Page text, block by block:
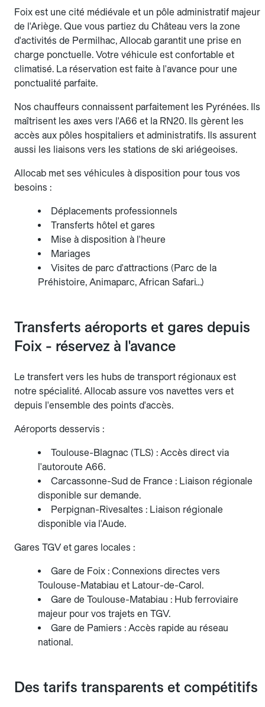
Foix est une cité médiévale et un pôle administratif majeur
de l'Ariège. Que vous partiez du Château vers la zone
d'activités de Permilhac, Allocab garantit une prise en
charge ponctuelle. Votre véhicule est confortable et
climatisé. La réservation est faite à l'avance pour une
ponctualité parfaite.
Nos chauffeurs connaissent parfaitement les Pyrénées. Ils
maîtrisent les axes vers l'A66 et la RN20. Ils gèrent les
accès aux pôles hospitaliers et administratifs. Ils assurent
aussi les liaisons vers les stations de ski ariégeoises.
Allocab met ses véhicules à disposition pour tous vos
besoins :
Déplacements professionnels
Transferts hôtel et gares
Mise à disposition à l'heure
Mariages
Visites de parc d'attractions (Parc de la
Préhistoire, Animaparc, African Safari…)
Transferts aéroports et gares depuis
Foix - réservez à l'avance
Le transfert vers les hubs de transport régionaux est
notre spécialité. Allocab assure vos navettes vers et
depuis l'ensemble des points d'accès.
Aéroports desservis :
Toulouse-Blagnac (TLS) : Accès direct via
l'autoroute A66.
Carcassonne-Sud de France : Liaison régionale
disponible sur demande.
Perpignan-Rivesaltes : Liaison régionale
disponible via l'Aude.
Gares TGV et gares locales :
Gare de Foix : Connexions directes vers
Toulouse-Matabiau et Latour-de-Carol.
Gare de Toulouse-Matabiau : Hub ferroviaire
majeur pour vos trajets en TGV.
Gare de Pamiers : Accès rapide au réseau
national.
Des tarifs transparents et compétitifs